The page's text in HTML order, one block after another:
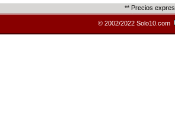
** Precios
© 2002/2022 Solo10.com